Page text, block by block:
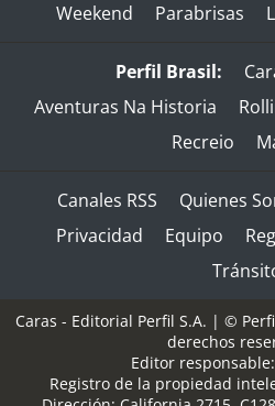
Weekend
Parabrisas
Perfil Brasil:
Aventuras Na Historia
Recreio
Canales RSS Quienes
Privacidad
Equipo
Caras - Editorial Perfil S.A. | ©
derechos
Editor
Registro de la propiedad